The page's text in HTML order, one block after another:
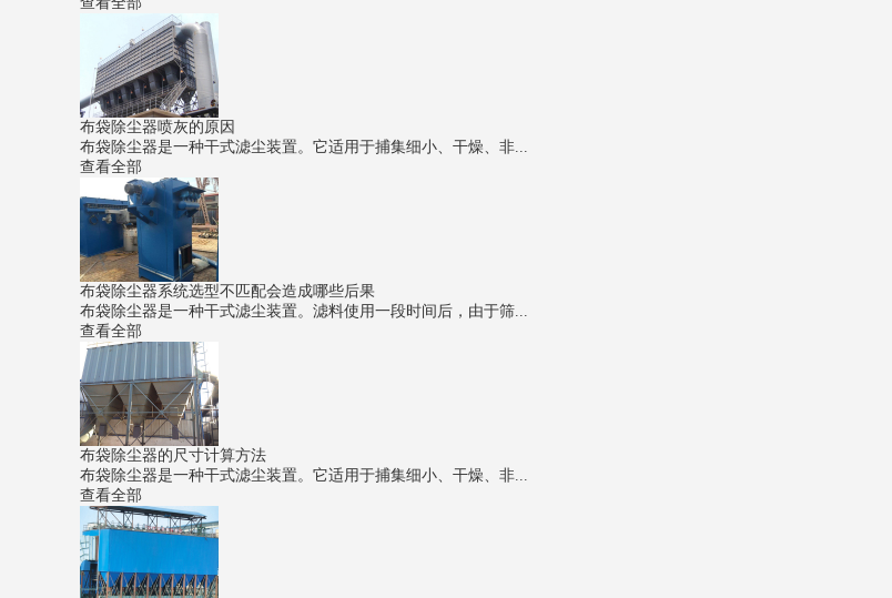
布袋除尘器喷灰的原因
布袋除尘器是一种干式滤尘装置。它适用于捕集细小、干燥、非...
查看全部
布袋除尘器系统选型不匹配会造成哪些后果
布袋除尘器是一种干式滤尘装置。滤料使用一段时间后，由于筛...
查看全部
布袋除尘器的尺寸计算方法
布袋除尘器是一种干式滤尘装置。它适用于捕集细小、干燥、非...
查看全部